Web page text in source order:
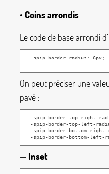
• Coins arrondis
Le code de base arrondi
On peut préciser une
pavé :
— Inset